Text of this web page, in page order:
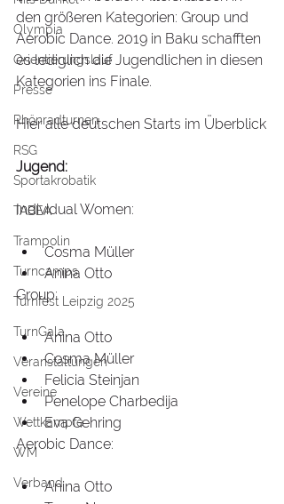
Olympia
Orientierungslauf
Presse
Rhönradturnen
RSG
Sportakrobatik
TABEA
Trampolin
Turncamps
Turnfest Leipzig 2025
TurnGala
Veranstaltungen
Vereine
Wettkämpfe
WM
Verband
den größeren Kategorien: Group und
Aerobic Dance. 2019 in Baku schafften
es lediglich die Jugendlichen in diesen
Kategorien ins Finale.
Hier alle deutschen Starts im Überblick
Jugend:
Individual Women:
Cosma Müller
Anina Otto
Group:
Anina Otto
Cosma Müller
Felicia Steinjan
Penelope Charbedija
Eva Gehring
Aerobic Dance:
Anina Otto